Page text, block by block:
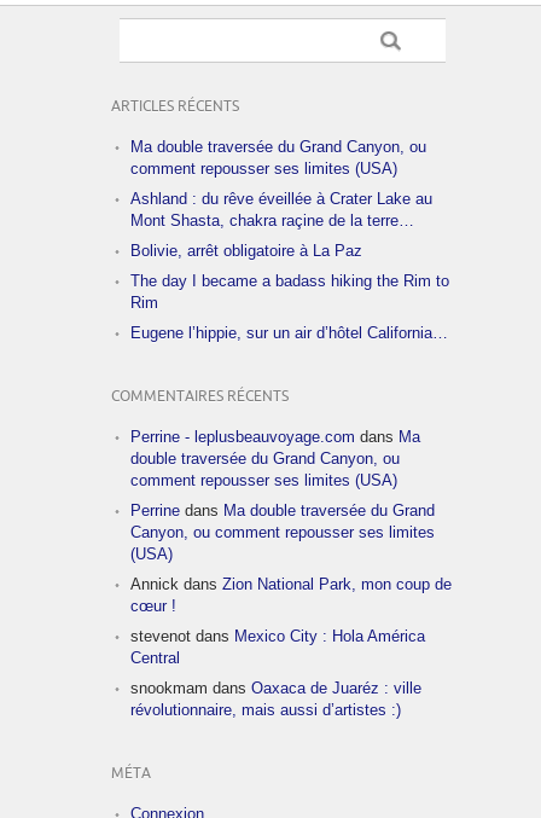
ARTICLES RÉCENTS
Ma double traversée du Grand Canyon, ou
comment repousser ses limites (USA)
Ashland : du rêve éveillée à Crater Lake au
Mont Shasta, chakra raçine de la terre…
Bolivie, arrêt obligatoire à La Paz
The day I became a badass hiking the Rim to
Rim
Eugene l’hippie, sur un air d’hôtel California…
COMMENTAIRES RÉCENTS
Perrine - leplusbeauvoyage.com dans Ma
double traversée du Grand Canyon, ou
comment repousser ses limites (USA)
Perrine dans Ma double traversée du Grand
Canyon, ou comment repousser ses limites
(USA)
Annick dans Zion National Park, mon coup de
cœur !
stevenot dans Mexico City : Hola América
Central
snookmam dans Oaxaca de Juaréz : ville
révolutionnaire, mais aussi d’artistes :)
MÉTA
Connexion